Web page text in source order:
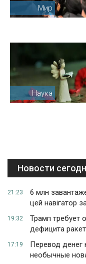
Мир
Наука
Новости
21:23
6 млн
цей навігатор
19:32
Трамп требует
дефицита ракет
17:19
Перевод денег
необычные